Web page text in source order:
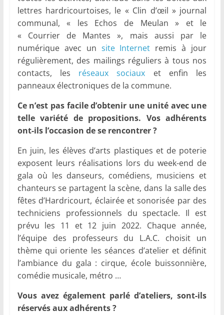
lettres hardricourtoises, le « Clin d’œil » journal
communal, « les Echos de Meulan » et le
« Courrier de Mantes », mais aussi par le
numérique avec un site Internet remis à jour
régulièrement, des mailings réguliers à tous nos
contacts, les réseaux sociaux et enfin les
panneaux électroniques de la commune.
Ce n’est pas facile d’obtenir une unité avec une
telle variété de propositions. Vos adhérents
ont-ils l’occasion de se rencontrer ?
En juin, les élèves d’arts plastiques et de poterie
exposent leurs réalisations lors du week-end de
gala où les danseurs, comédiens, musiciens et
chanteurs se partagent la scène, dans la salle des
fêtes d’Hardricourt, éclairée et sonorisée par des
techniciens professionnels du spectacle. Il est
prévu les 11 et 12 juin 2022. Chaque année,
l’équipe des professeurs du L.A.C. choisit un
thème qui oriente les séances d’atelier et définit
l’ambiance du gala : cirque, école buissonnière,
comédie musicale, métro …
Vous avez également parlé d’ateliers, sont-ils
réservés aux adhérents ?